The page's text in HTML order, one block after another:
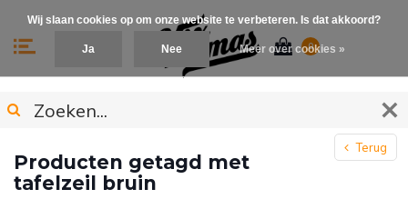
0
Terug
Producten getagd met
tafelzeil bruin
Wij slaan cookies op om onze website te verbeteren. Is dat akkoord?
Ja Nee Meer over cookies »